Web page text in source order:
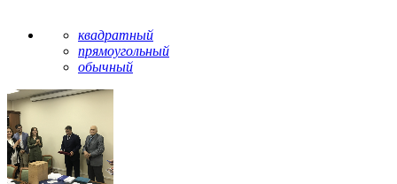
квадратный
прямоугольный
обычный